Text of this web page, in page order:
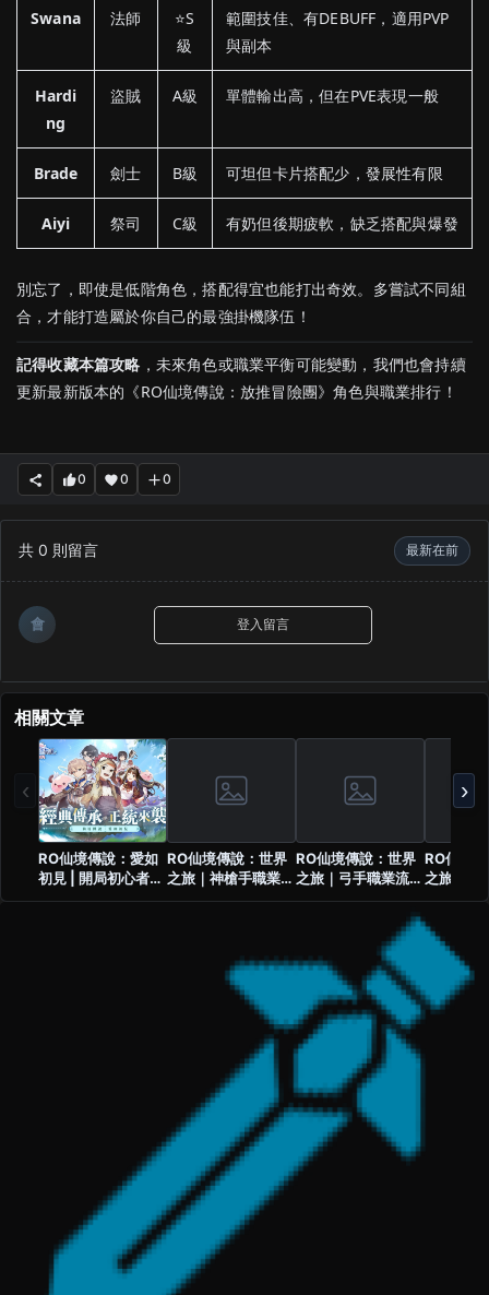
Swana 法師
⭐S
級
範圍技佳、有DEBUFF，適用PVP
與副本
Hardi
ng
盜賊 A級 單體輸出高，但在PVE表現一般
Brade 劍士 B級 可坦但卡片搭配少，發展性有限
Aiyi 祭司 C級 有奶但後期疲軟，缺乏搭配與爆發
別忘了， 即使是低階角色，搭配得宜也能打出奇效。 多嘗試不同組
合，才能打造屬於你自己的最強掛機隊伍！
記得收藏本篇攻略 ， 未來角色或職業平衡可能變動， 我們也會持續
更新最新版本的《RO仙境傳說：放推冒險團》角色與職業排行！
0 0 0
共 0 則留言 最新在前
會 登入留言
相關文章
‹
RO仙境傳說：愛如
初見 | 開局初心者任
務與玩法介紹
RO仙境傳說：世界
之旅｜神槍手職業流
派攻略資訊
RO仙境傳說：世界
之旅｜弓手職業流派
攻略資訊
RO仙境
之旅｜盜
攻略資訊
›